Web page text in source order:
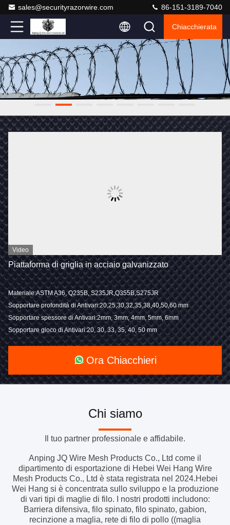
sales@securityrazorwire.com 86-151-3189-7040
Chiacchierata
Video
Piattaforma di griglia in acciaio galvanizzato
Materiale:ASTM A36, Q235B, S235JR,Q355B,S275JR
Sopportare profondità di Antivari:20,25,30,32,35,38,40,50,60 mm
Sopportare spessore di Antivari:2mm, 3mm, 4mm, 5mm, 6mm
Sopportare gioco di Antivari:20, 30, 33, 35, 40, 50 mm
Ora Chiacchieri
Chi siamo
Il tuo partner professionale e affidabile.
Anping JQ Wire Mesh Products Co., Ltd come il
dipartimento di esportazione di Hebei Wei Hang Wire
Mesh Products Co., Ltd è stata registrata nel 2024.Hebei
Wei Hang si è concentrata sullo sviluppo e la produzione
di vari tipi di maglie di filo. I nostri prodotti includono:
Barriera difensiva, filo spinato, filo spinato, gabion,
recinzione a maglia, rete di filo di pollo ((maglia